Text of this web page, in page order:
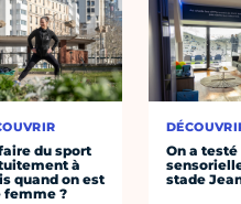
du sport
à
quand on est
femme ?
On a
stade